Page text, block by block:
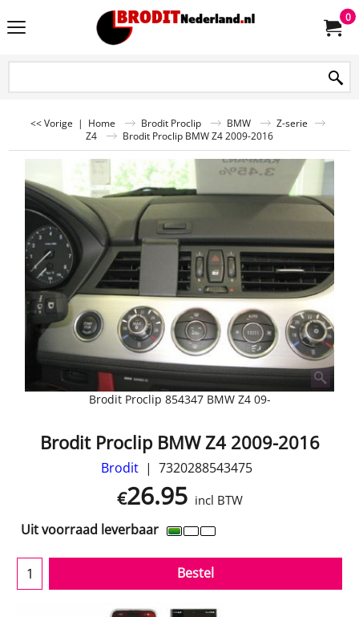
0
<< Vorige | Home Brodit Proclip BMW
Z-serie
Z4
Brodit Proclip BMW Z4 2009-2016
Brodit Proclip 854347 BMW Z4 09-
Brodit Proclip BMW Z4 2009-2016
Brodit 7320288543475
€26.95 incl BTW
Uit voorraad leverbaar
Bestel